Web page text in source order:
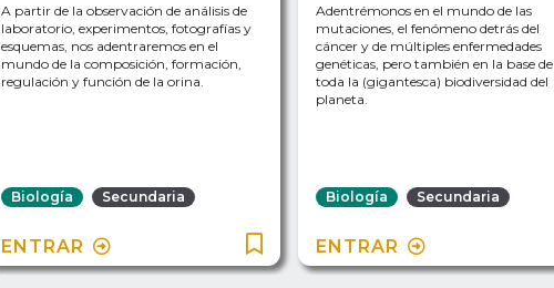
A partir de la observación de análisis de
laboratorio, experimentos, fotografías y
esquemas, nos adentraremos en el
mundo de la composición, formación,
regulación y función de la orina.
Biología Secundaria
ENTRAR
Adentrémonos en el mundo de las
mutaciones, el fenómeno detrás del
cáncer y de múltiples enfermedades
genéticas, pero también en la base de
toda la (gigantesca) biodiversidad del
planeta.
Biología Secundaria
ENTRAR